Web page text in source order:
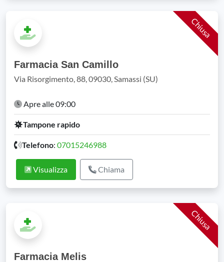
Farmacia San Camillo
Via Risorgimento, 88, 09030, Samassi (SU)
Chiusa
Apre alle 09:00
Tampone rapido
Telefono: 07015246988
Visualizza Chiama
Farmacia Melis
Chiusa